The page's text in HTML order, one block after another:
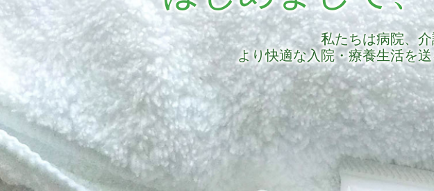
私たちは病院、
より快適な入院・療養生活を